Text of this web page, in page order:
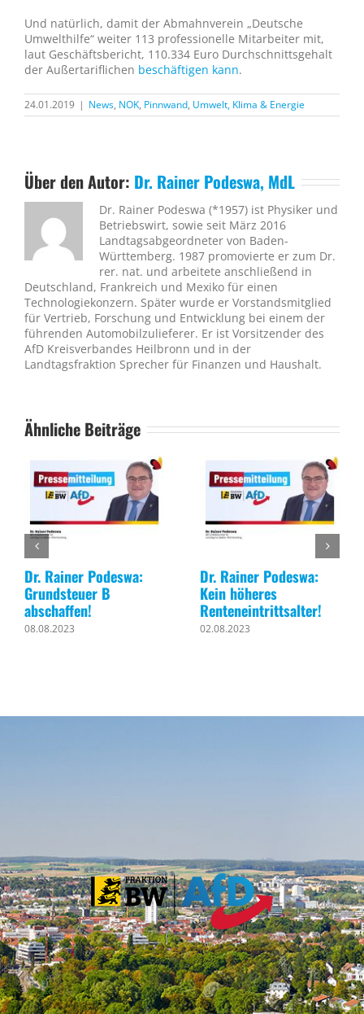
Und natürlich, damit der Abmahnverein „Deutsche
Umwelthilfe“ weiter 113 professionelle Mitarbeiter mit,
laut Geschäftsbericht, 110.334 Euro Durchschnittsgehalt
der Außertariflichen beschäftigen kann.
24.01.2019 | News, NOK, Pinnwand, Umwelt, Klima & Energie
Über den Autor: Dr. Rainer Podeswa, MdL
Dr. Rainer Podeswa (*1957) ist Physiker und
Betriebswirt, sowie seit März 2016
Landtagsabgeordneter von Baden-
Württemberg. 1987 promovierte er zum Dr.
rer. nat. und arbeitete anschließend in
Deutschland, Frankreich und Mexiko für einen
Technologiekonzern. Später wurde er Vorstandsmitglied
für Vertrieb, Forschung und Entwicklung bei einem der
führenden Automobilzulieferer. Er ist Vorsitzender des
AfD Kreisverbandes Heilbronn und in der
Landtagsfraktion Sprecher für Finanzen und Haushalt.
Ähnliche Beiträge
Dr. Rainer Podeswa:
Grundsteuer B
abschaffen!
08.08.2023
Dr. Rainer Podeswa:
Kein höheres
Renteneintrittsalter!
02.08.2023